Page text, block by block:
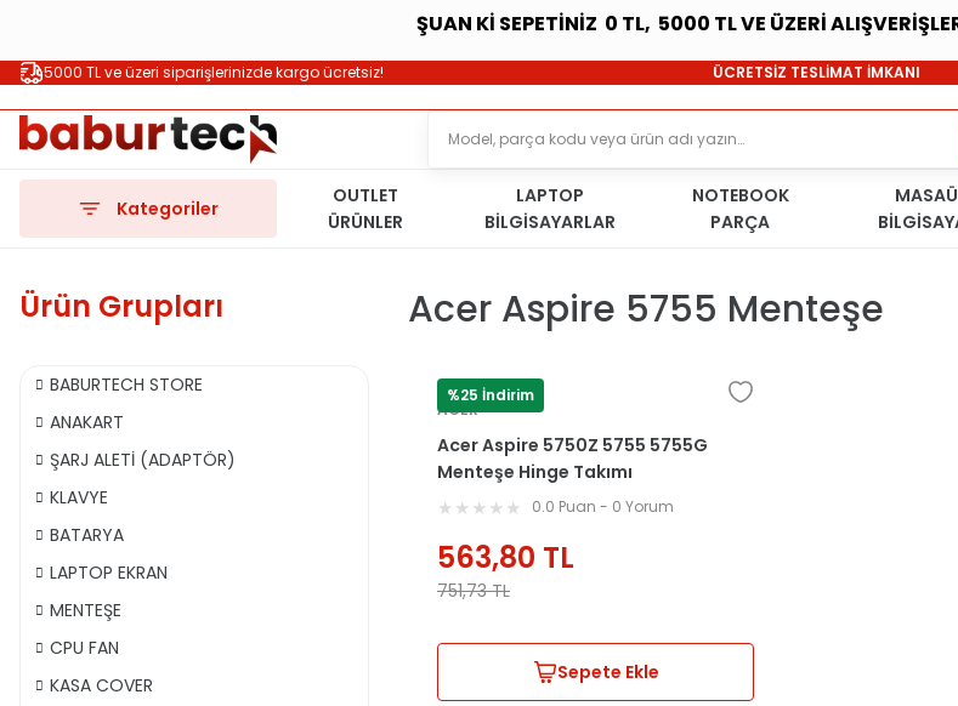
ŞUAN Kİ SEPETİNİZ 0 TL, 5000 TL VE ÜZERİ
5000 TL ve üzeri siparişlerinizde kargo ücretsiz!
ÜCRETSİZ TESLİMAT İMKANI
ÜCRETSİZ TESLİMAT İMKANI
KOŞULSUZ İADE HAKKI
SÜRDÜRÜLEBİLİR ÜRÜNLER
Kategoriler
OUTLET
ÜRÜNLER
LAPTOP
BİLGİSAYARLAR
NOTEBOOK
PARÇA
Ürün Grupları
BABURTECH STORE
ANAKART
ŞARJ ALETİ (ADAPTÖR)
KLAVYE
BATARYA
LAPTOP EKRAN
MENTEŞE
CPU FAN
KASA COVER
Acer Aspire 5755 Menteşe
%25 İndirim
ACER
Acer Aspire 5750Z 5755 5755G
Menteşe Hinge Takımı
AM0HI000200 AM0HI000300
0.0 Puan - 0 Yorum
563,80 TL
751,73TL
Sepete Ekle